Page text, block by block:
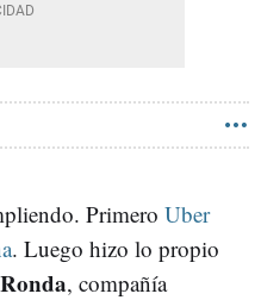
Primero Uber
. Luego hizo lo propio
, compañía